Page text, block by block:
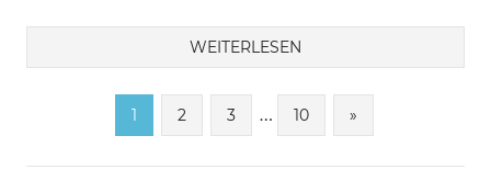
WEITERLESEN
Seitennummerierung
der
1 2 3 … 10
Nächste
Beiträge
»